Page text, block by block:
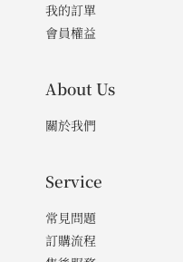
我的訂單
會員權益
About Us
關於我們
Service
常見問題
訂購流程